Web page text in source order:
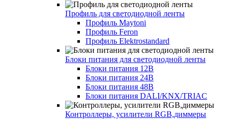
Профиль для светодиодной ленты
Профиль Maytoni
Профиль Feron
Профиль Elektrostandard
Блоки питания для светодиодной ленты
Блоки питания 12В
Блоки питания 24В
Блоки питания 48В
Блоки питания DALI/KNX/TRIAC
Контроллеры, усилители RGB,диммеры